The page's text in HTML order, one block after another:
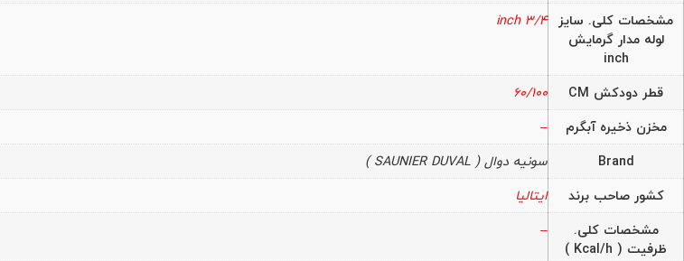
مشخصات کلی. سایز
لوله مدار گرمایش
inch
3/4 inch
قطر دودکش CM
60/100
مخزن ذخیره آبگرم
–
Brand
سونیه دوال ( SAUNIER DUVAL )
کشور صاحب برند
ایتالیا
مشخصات کلی.
ظرفیت ( Kcal/h )
–